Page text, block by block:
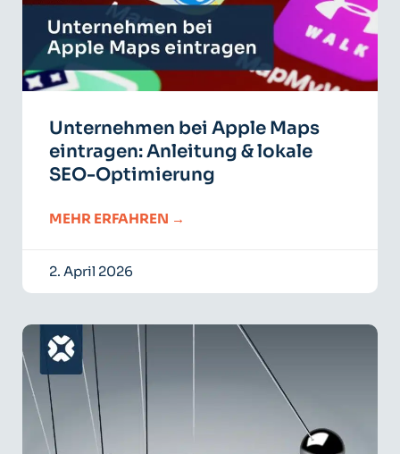
Unternehmen bei Apple Maps
eintragen: Anleitung & lokale
SEO-Optimierung
MEHR ERFAHREN →
2. April 2026